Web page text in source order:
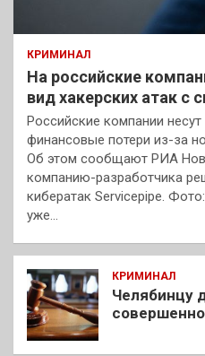
КРИМИНАЛ
На российские
вид хакерских атак с
Российские компании
финансовые потери из-за
Об этом сообщают РИА
компанию-разработчика
кибератак Servicepipe.
уже…
КРИМИНАЛ
Челябинцу